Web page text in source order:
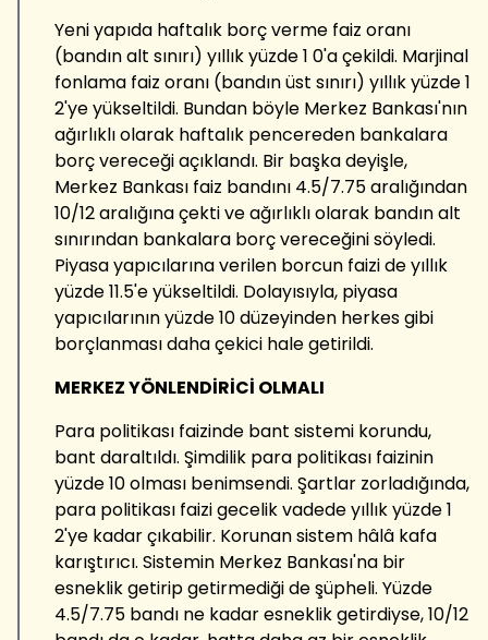
Yeni yapıda haftalık borç verme faiz oranı
(bandın alt sınırı) yıllık yüzde 1 0'a çekildi. Marjinal
fonlama faiz oranı (bandın üst sınırı) yıllık yüzde 1
2'ye yükseltildi. Bundan böyle Merkez Bankası'nın
ağırlıklı olarak haftalık pencereden bankalara
borç vereceği açıklandı. Bir başka deyişle,
Merkez Bankası faiz bandını 4.5/7.75 aralığından
10/12 aralığına çekti ve ağırlıklı olarak bandın alt
sınırından bankalara borç vereceğini söyledi.
Piyasa yapıcılarına verilen borcun faizi de yıllık
yüzde 11.5'e yükseltildi. Dolayısıyla, piyasa
yapıcılarının yüzde 10 düzeyinden herkes gibi
borçlanması daha çekici hale getirildi.
MERKEZ YÖNLENDİRİCİ OLMALI
Para politikası faizinde bant sistemi korundu,
bant daraltıldı. Şimdilik para politikası faizinin
yüzde 10 olması benimsendi. Şartlar zorladığında,
para politikası faizi gecelik vadede yıllık yüzde 1
2'ye kadar çıkabilir. Korunan sistem hâlâ kafa
karıştırıcı. Sistemin Merkez Bankası'na bir
esneklik getirip getirmediği de şüpheli. Yüzde
4.5/7.75 bandı ne kadar esneklik getirdiyse, 10/12